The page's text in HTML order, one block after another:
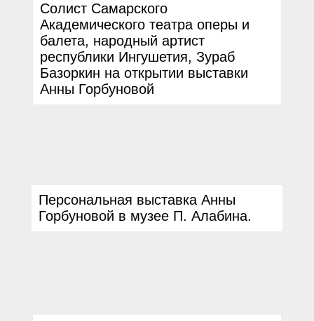
Солист Самарского
Академического театра оперы и
балета, народный артист
республики Ингушетия, Зураб
Базоркин на открытии выставки
Анны Горбуновой
Персональная выставка Анны
Горбуновой в музее П. Алабина.